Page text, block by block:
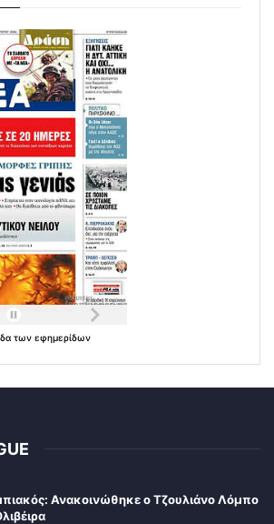
των εφημερίδων
Ανακοινώθηκε ο Τζουλιάνο Λόμπο